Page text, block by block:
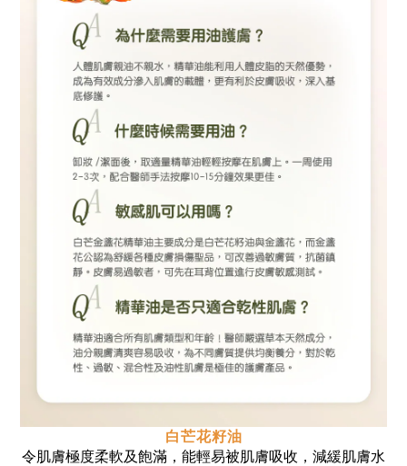
白芒花籽油
令肌膚極度柔軟及飽滿，能輕易被肌膚吸收，減緩肌膚水